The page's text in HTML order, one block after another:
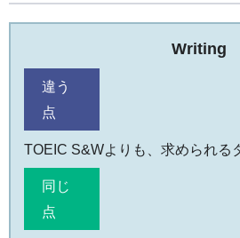
Writing
違う
点
TOEIC S&Wよりも、求められる
同じ
点